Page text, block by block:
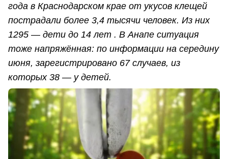
года в Краснодарском крае от укусов клещей
пострадали более 3,4 тысячи человек. Из них
1295 — дети до 14 лет . В Анапе ситуация
тоже напряжённая: по информации на середину
июня, зарегистрировано 67 случаев, из
которых 38 — у детей.